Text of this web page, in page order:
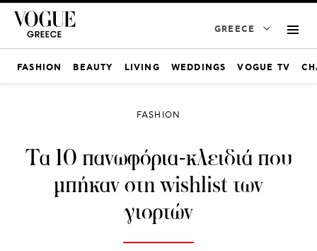
GREECE
FASHION BEAUTY LIVING WEDDINGS VOGUE TV
FASHION
Τα 10 πανωφόρια-κλειδιά που
μπήκαν στη wishlist των
γιορτών